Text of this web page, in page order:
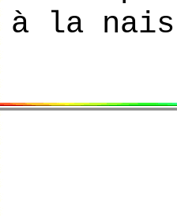
à la